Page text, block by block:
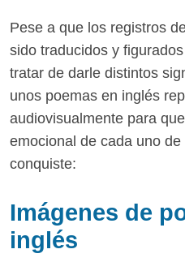
Pese a que los registros
sido traducidos y
tratar de darle distintos
unos poemas en inglés
audiovisualmente para
emocional de cada uno
conquiste:
Imágenes de
inglés